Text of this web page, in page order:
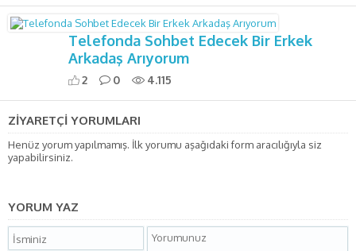
Telefonda Sohbet Edecek Bir Erkek
Arkadaş Arıyorum
2 0 4.115
ZİYARETÇİ YORUMLARI
Henüz yorum yapılmamış. İlk yorumu aşağıdaki form aracılığıyla siz
yapabilirsiniz.
YORUM YAZ